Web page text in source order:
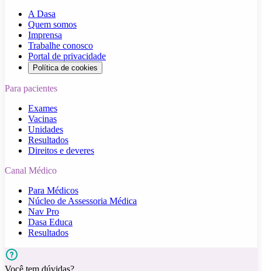
A Dasa
Quem somos
Imprensa
Trabalhe conosco
Portal de privacidade
Política de cookies
Para pacientes
Exames
Vacinas
Unidades
Resultados
Direitos e deveres
Canal Médico
Para Médicos
Núcleo de Assessoria Médica
Nav Pro
Dasa Educa
Resultados